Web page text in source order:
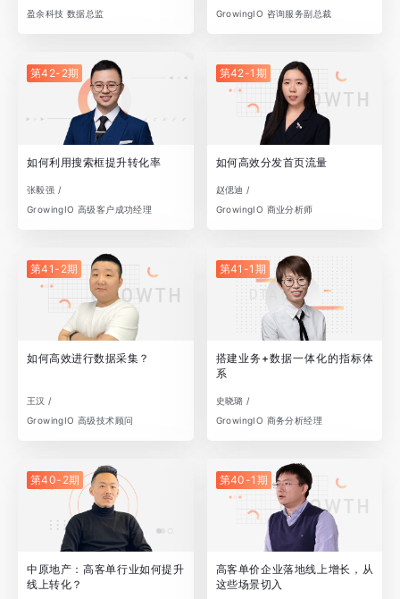
盈余科技 数据总监
GrowingIO 咨询服务副总裁
第42-2期
如何利用搜索框提升转化率
张毅强 /
GrowingIO 高级客户成功经理
第42-1期
如何高效分发首页流量
赵偲迪 /
GrowingIO 商业分析师
第41-2期
如何高效进行数据采集？
王汉 /
GrowingIO 高级技术顾问
第41-1期
搭建业务+数据一体化的指标体
系
史晓璐 /
GrowingIO 商务分析经理
第40-2期
中原地产：高客单行业如何提升
线上转化？
第40-1期
高客单价企业落地线上增长，从
这些场景切入